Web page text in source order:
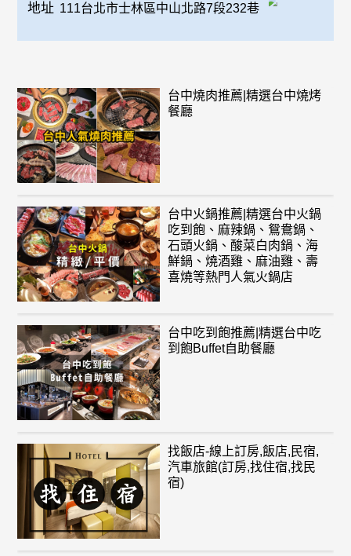
地址 111台北市士林區中山北路7段232巷
台中燒肉推薦|精選台中燒烤
餐廳
台中火鍋推薦|精選台中火鍋
吃到飽、麻辣鍋、鴛鴦鍋、
石頭火鍋、酸菜白肉鍋、海
鮮鍋、燒酒雞、麻油雞、壽
喜燒等熱門人氣火鍋店
台中吃到飽推薦|精選台中吃
到飽Buffet自助餐廳
找飯店-線上訂房,飯店,民宿,
汽車旅館(訂房,找住宿,找民
宿)